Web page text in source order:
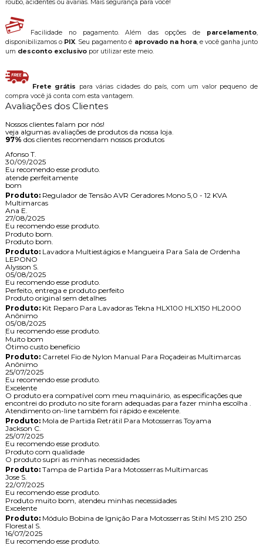
roubo, acidentes ou avarias. Mais segurança para você!
Facilidade no pagamento. Além das opções de parcelamento,
disponibilizamos o PIX. Seu pagamento é aprovado na hora, e você ganha junto
um desconto exclusivopor utilizar este meio.
Frete grátis para várias cidades do país, com um valor pequeno de
compra você já conta com esta vantagem.
Avaliações dos Clientes
Nossos clientes falam por nós!
veja algumas avaliações de produtos da nossa loja.
97% dos clientes recomendam nossos produtos
Afonso T.
30/09/2025
Eu recomendo esse produto.
atende perfeitamente
bom
Produto:Regulador de Tensão AVR Geradores Mono 5,0 - 12 KVA
Multimarcas
Ana E.
27/08/2025
Eu recomendo esse produto.
Produto bom.
Produto bom.
Produto:Lavadora Multiestágios e Mangueira Para Sala de Ordenha
LEPONO
Alysson S.
05/08/2025
Eu recomendo esse produto.
Perfeito, entrega e produto perfeito
Produto original sem detalhes
Produto:Kit Reparo Para Lavadoras Tekna HLX100 HLX150 HL2000
Anônimo
05/08/2025
Eu recomendo esse produto.
Muito bom
Ótimo custo benefício
Produto:Carretel Fio de Nylon Manual Para Roçadeiras Multimarcas
Anônimo
25/07/2025
Eu recomendo esse produto.
Excelente
O produto era compatível com meu maquinário, as especificações que
encontrei do produto no site foram adequadas para fazer minha escolha .
Atendimento on-line também foi rápido e excelente.
Produto:Mola de Partida Retrátil Para Motosserras Toyama
Jackson C.
25/07/2025
Eu recomendo esse produto.
Produto com qualidade
O produto supri as minhas necessidades
Produto:Tampa de Partida Para Motosserras Multimarcas
Jose S.
22/07/2025
Eu recomendo esse produto.
Produto muito bom, atendeu minhas necessidades
Excelente
Produto:Módulo Bobina de Ignição Para Motosserras Stihl MS 210 250
Florestal S.
16/07/2025
Eu recomendo esse produto.